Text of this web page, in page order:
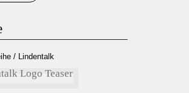
/ Lindentalk